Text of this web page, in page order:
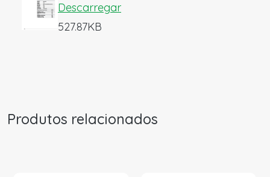
Descarregar
527.87KB
Produtos relacionados